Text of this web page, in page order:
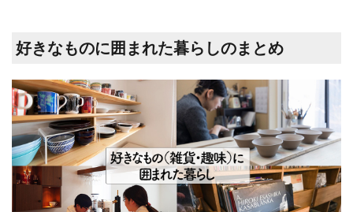
好きなものに囲まれた暮らしのまとめ